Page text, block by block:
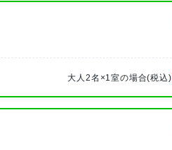
大人2名×1室の場合(税込)